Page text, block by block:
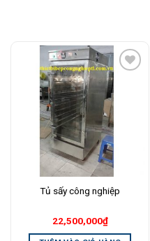
Add to
Wishlist
Tủ sấy công nghiệp
22,500,000₫